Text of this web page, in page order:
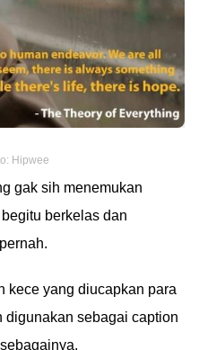
Hipwee
gak sih menemukan
berkelas dan
kece yang diucapkan para
digunakan sebagai caption